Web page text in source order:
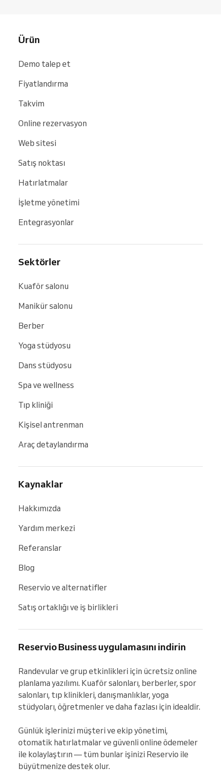
Ürün
Demo talep et
Fiyatlandırma
Takvim
Online rezervasyon
Web sitesi
Satış noktası
Hatırlatmalar
İşletme yönetimi
Entegrasyonlar
Sektörler
Kuaför salonu
Manikür salonu
Berber
Yoga stüdyosu
Dans stüdyosu
Spa ve wellness
Tıp kliniği
Kişisel antrenman
Araç detaylandırma
Kaynaklar
Hakkımızda
Yardım merkezi
Referanslar
Blog
Reservio ve alternatifler
Satış ortaklığı ve iş birlikleri
Reservio Business uygulamasını indirin
Randevular ve grup etkinlikleri için ücretsiz online
planlama yazılımı. Kuaför salonları, berberler, spor
salonları, tıp klinikleri, danışmanlıklar, yoga
stüdyoları, öğretmenler ve daha fazlası için idealdir.
Günlük işlerinizi müşteri ve ekip yönetimi,
otomatik hatırlatmalar ve güvenli online ödemeler
ile kolaylaştırın — tüm bunlar işinizi Reservio ile
büyütmenize destek olur.